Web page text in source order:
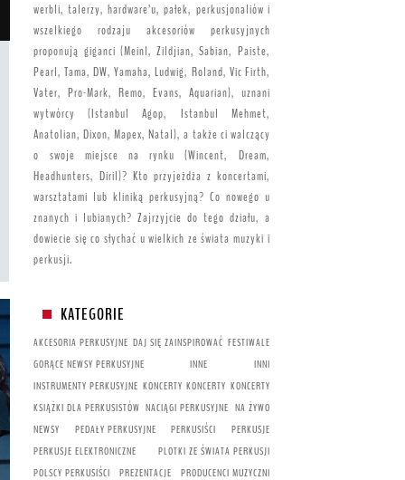
werbli, talerzy, hardware’u, pałek, perkusjonaliów i
wszelkiego rodzaju akcesoriów perkusyjnych
proponują giganci (Meinl, Zildjian, Sabian, Paiste,
Pearl, Tama, DW, Yamaha, Ludwig, Roland, Vic Firth,
Vater, Pro-Mark, Remo, Evans, Aquarian), uznani
wytwórcy (Istanbul Agop, Istanbul Mehmet,
Anatolian, Dixon, Mapex, Natal), a także ci walczący
o swoje miejsce na rynku (Wincent, Dream,
Headhunters, Diril)? Kto przyjeżdża z koncertami,
warsztatami lub kliniką perkusyjną? Co nowego u
znanych i lubianych? Zajrzyjcie do tego działu, a
dowiecie się co słychać u wielkich ze świata muzyki i
perkusji.
KATEGORIE
AKCESORIA PERKUSYJNE DAJ SIĘ ZAINSPIROWAĆ FESTIWALE
GORĄCE NEWSY PERKUSYJNE
INNE
INNI
INSTRUMENTY PERKUSYJNE KONCERTY KONCERTY KONCERTY
KSIĄŻKI DLA PERKUSISTÓW NACIĄGI PERKUSYJNE NA ŻYWO
NEWSY
PEDAŁY PERKUSYJNE PERKUSIŚCI
PERKUSJE
PERKUSJE ELEKTRONICZNE
PLOTKI ZE ŚWIATA PERKUSJI
POLSCY PERKUSIŚCI
PREZENTACJE PRODUCENCI MUZYCZNI